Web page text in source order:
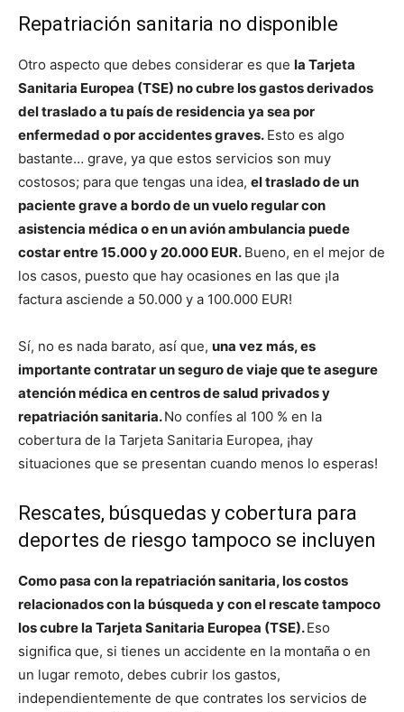
Repatriación sanitaria no disponible
Otro aspecto que debes considerar es que la Tarjeta
Sanitaria Europea (TSE) no cubre los gastos derivados
del traslado a tu país de residencia ya sea por
enfermedad o por accidentes graves. Esto es algo
bastante… grave, ya que estos servicios son muy
costosos; para que tengas una idea, el traslado de un
paciente grave a bordo de un vuelo regular con
asistencia médica o en un avión ambulancia puede
costar entre 15.000 y 20.000 EUR. Bueno, en el mejor de
los casos, puesto que hay ocasiones en las que ¡la
factura asciende a 50.000 y a 100.000 EUR!
Sí, no es nada barato, así que, una vez más, es
importante contratar un seguro de viaje que te asegure
atención médica en centros de salud privados y
repatriación sanitaria.No confíes al 100 % en la
cobertura de la Tarjeta Sanitaria Europea, ¡hay
situaciones que se presentan cuando menos lo esperas!
Rescates, búsquedas y cobertura para
deportes de riesgo tampoco se incluyen
Como pasa con la repatriación sanitaria, los costos
relacionados con la búsqueda y con el rescate tampoco
los cubre la Tarjeta Sanitaria Europea (TSE).Eso
significa que, si tienes un accidente en la montaña o en
un lugar remoto, debes cubrir los gastos,
independientemente de que contrates los servicios de